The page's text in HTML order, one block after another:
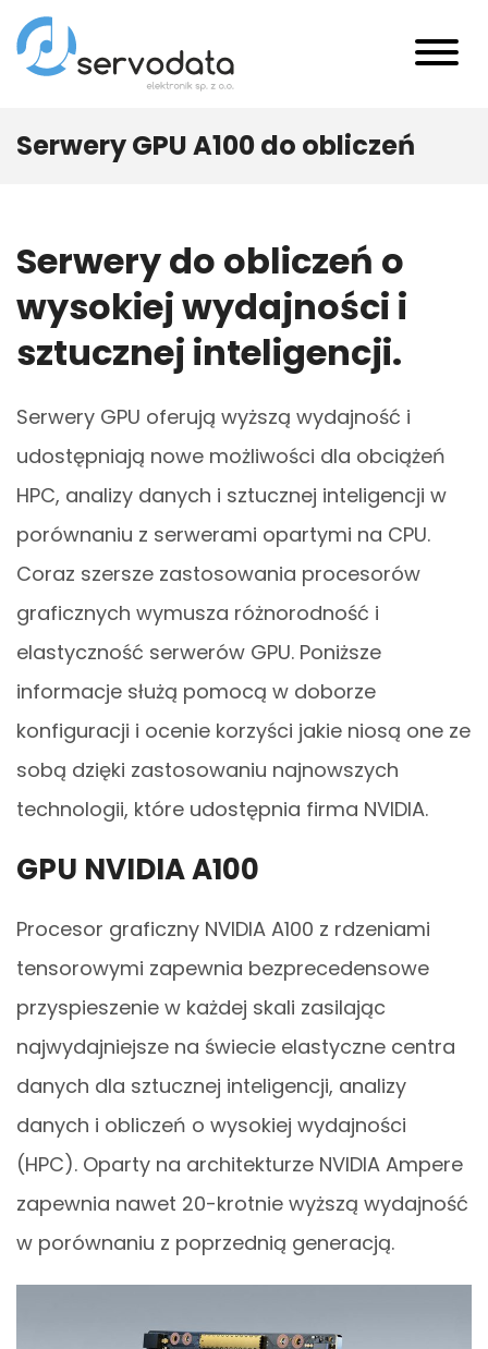
Serwery GPU A100 do obliczeń
Serwery do obliczeń o
wysokiej wydajności i
sztucznej inteligencji.
Serwery GPU oferują wyższą wydajność i
udostępniają nowe możliwości dla obciążeń
HPC, analizy danych i sztucznej inteligencji w
porównaniu z serwerami opartymi na CPU.
Coraz szersze zastosowania procesorów
graficznych wymusza różnorodność i
elastyczność serwerów GPU. Poniższe
informacje służą pomocą w doborze
konfiguracji i ocenie korzyści jakie niosą one ze
sobą dzięki zastosowaniu najnowszych
technologii, które udostępnia firma NVIDIA.
GPU NVIDIA A100
Procesor graficzny NVIDIA A100 z rdzeniami
tensorowymi zapewnia bezprecedensowe
przyspieszenie w każdej skali zasilając
najwydajniejsze na świecie elastyczne centra
danych dla sztucznej inteligencji, analizy
danych i obliczeń o wysokiej wydajności
(HPC). Oparty na architekturze NVIDIA Ampere
zapewnia nawet 20-krotnie wyższą wydajność
w porównaniu z poprzednią generacją.